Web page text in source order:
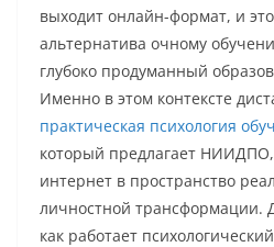
выходит онлайн-формат, и
альтернатива очному
глубоко продуманный
Именно в этом контексте
практическая психология
который предлагает
интернет в пространство
личностной трансформации.
как работает